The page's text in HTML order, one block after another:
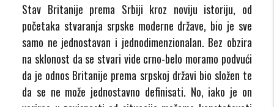
Stav Britanije prema Srbiji kroz noviju istoriju, od
početaka stvaranja srpske moderne države, bio je sve
samo ne jednostavan i jednodimenzionalan. Bez obzira
na sklonost da se stvari vide crno-belo moramo podvući
da je odnos Britanije prema srpskoj državi bio složen te
da se ne može jednostavno definisati. No, iako je on